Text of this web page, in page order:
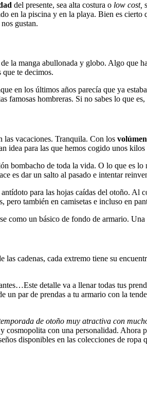
del presente, sea alta costura o low cost,
en la piscina y en la playa. Bien es
gustan.
la manga abullonada y globo. Algo que
te decimos.
en los últimos años parecía que ya
hombreras. Si no sabes lo que
las vacaciones. Tranquila. Con los
idea para las que hemos cogido unos
bombacho de toda la vida. O lo que es
es dar un salto al pasado e intentar
para las hojas caídas del otoño. Al
pero también en camisetas e incluso en
como un básico de fondo de armario.
las cadenas, cada extremo tiene su
detalle va a llenar todas tus
par de prendas a tu armario con la
de otoño muy atractiva con
con una personalidad. Ahora
disponibles en las colecciones de ropa